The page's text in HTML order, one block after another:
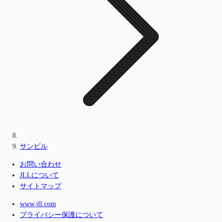
サンビル
お問い合わせ
JLLについて
サイトマップ
www.jll.com
プライバシー保護について